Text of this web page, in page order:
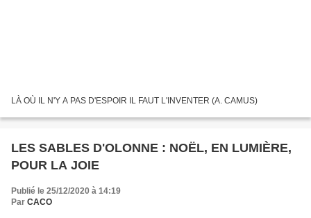
LÀ OÙ IL N'Y A PAS D'ESPOIR IL FAUT L'INVENTER (A. CAMUS)
LES SABLES D'OLONNE : NOËL, EN LUMIÈRE,
POUR LA JOIE
Publié le 25/12/2020 à 14:19
Par CACO